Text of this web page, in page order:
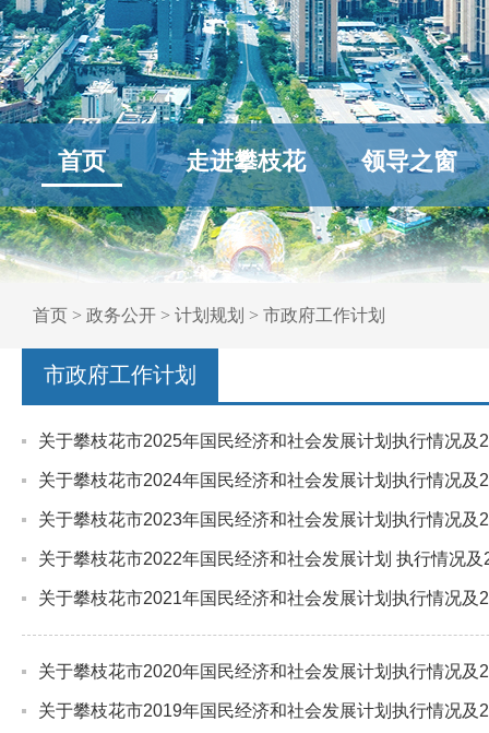
首页 走进攀枝花 领导之窗
首页 > 政务公开 > 计划规划 > 市政府工作计划
市政府工作计划
关于攀枝花市2025年国民经济和社会发展计划执行情况及
关于攀枝花市2024年国民经济和社会发展计划执行情况及
关于攀枝花市2023年国民经济和社会发展计划执行情况及
关于攀枝花市2022年国民经济和社会发展计划 执行情况
关于攀枝花市2021年国民经济和社会发展计划执行情况及
关于攀枝花市2020年国民经济和社会发展计划执行情况及
关于攀枝花市2019年国民经济和社会发展计划执行情况及